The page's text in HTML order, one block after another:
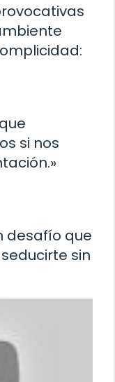
si nos
desafío que
sin